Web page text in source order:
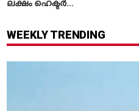
ലക്ഷം ഹെക്ടർ
WEEKLY TRENDING